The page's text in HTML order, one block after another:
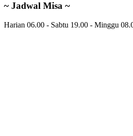
~ Jadwal Misa ~
Harian 06.00 - Sabtu 19.00 - Minggu